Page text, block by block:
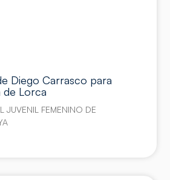
Diego Carrasco para
de Lorca
JUVENIL FEMENINO DE